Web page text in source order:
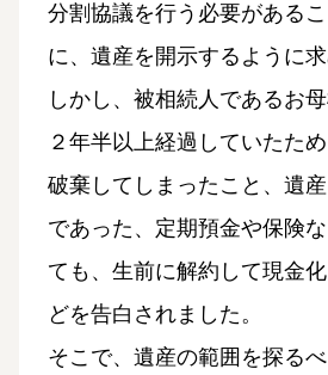
分割協議を行う必要がある
に、遺産を開示するように求
しかし、被相続人であるお
２年半以上経過していたた
破棄してしまったこと、遺
であった、定期預金や保険
ても、生前に解約して現金
どを告白されました。
そこで、遺産の範囲を探る